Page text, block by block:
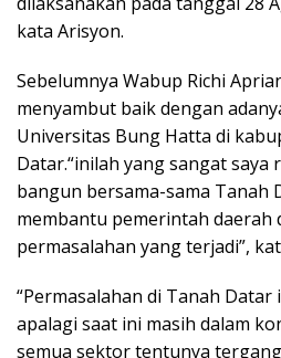
kata Arisyon.
Sebelumnya Wabup Richi
menyambut baik dengan
Universitas Bung Hatta di
Datar.“inilah yang sangat saya
bangun bersama-sama Tanah
membantu pemerintah daerah
permasalahan yang terjadi”,
“Permasalahan di Tanah
apalagi saat ini masih dalam
semua sektor tentunya